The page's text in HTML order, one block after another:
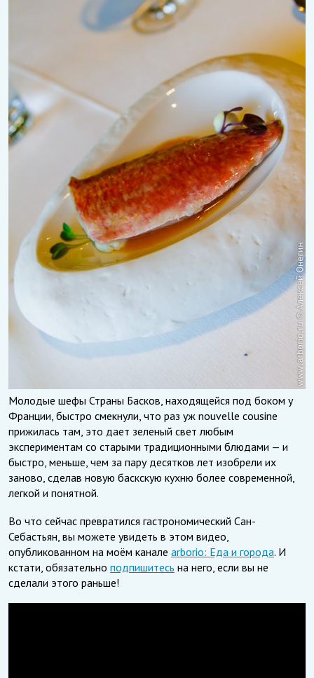
Молодые шефы Страны Басков, находящейся под боком у
Франции, быстро смекнули, что раз уж nouvelle cousine
прижилась там, это дает зеленый свет любым
экспериментам со старыми традиционными блюдами — и
быстро, меньше, чем за пару десятков лет изобрели их
заново, сделав новую баскскую кухню более современной,
легкой и понятной.
Во что сейчас превратился гастрономический Сан-
Себастьян, вы можете увидеть в этом видео,
опубликованном на моём канале arborio: Еда и города. И
кстати, обязательно подпишитесь на него, если вы не
сделали этого раньше!